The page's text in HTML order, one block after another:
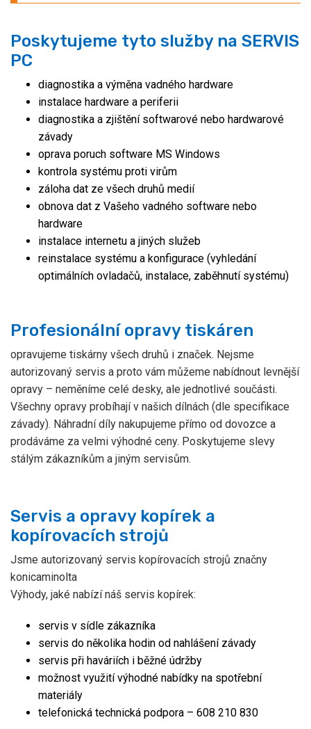
Poskytujeme tyto služby na SERVIS
PC
diagnostika a výměna vadného hardware
instalace hardware a periferii
diagnostika a zjištění softwarové nebo hardwarové
závady
oprava poruch software MS Windows
kontrola systému proti virům
záloha dat ze všech druhů medií
obnova dat z Vašeho vadného software nebo
hardware
instalace internetu a jiných služeb
reinstalace systému a konfigurace (vyhledání
optimálních ovladačů, instalace, zaběhnutí systému)
Profesionální opravy tiskáren
opravujeme tiskárny všech druhů i značek. Nejsme
autorizovaný servis a proto vám můžeme nabídnout levnější
opravy – neměníme celé desky, ale jednotlivé součásti.
Všechny opravy probíhají v našich dílnách (dle specifikace
závady). Náhradní díly nakupujeme přímo od dovozce a
prodáváme za velmi výhodné ceny. Poskytujeme slevy
stálým zákazníkům a jiným servisům.
Servis a opravy kopírek a
kopírovacích strojů
Jsme autorizovaný servis kopírovacích strojů značny
konicaminolta
Výhody, jaké nabízí náš servis kopírek:
servis v sídle zákazníka
servis do několika hodin od nahlášení závady
servis při haváriích i běžné údržby
možnost využití výhodné nabídky na spotřební
materiály
telefonická technická podpora – 608 210 830